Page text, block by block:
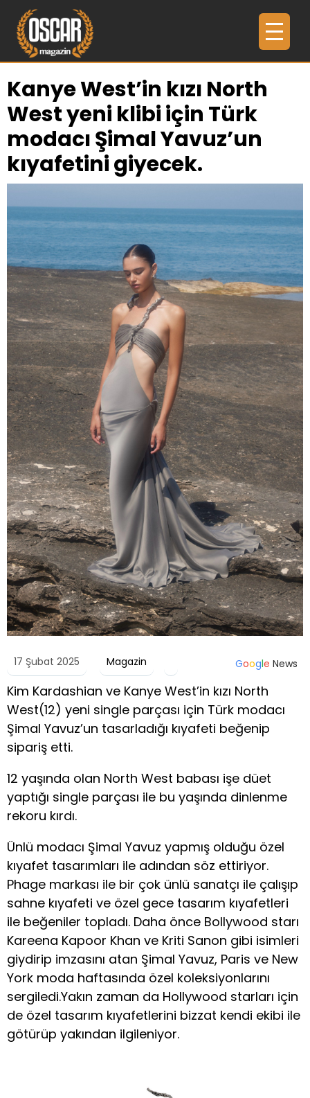
Kanye West’in kızı North
West yeni klibi için Türk
modacı Şimal Yavuz’un
kıyafetini giyecek.
17 Şubat 2025 Magazin Google News
Kim Kardashian ve Kanye West’in kızı North
West(12) yeni single parçası için Türk modacı
Şimal Yavuz’un tasarladığı kıyafeti beğenip
sipariş etti.
12 yaşında olan North West babası işe düet
yaptığı single parçası ile bu yaşında dinlenme
rekoru kırdı.
Ünlü modacı Şimal Yavuz yapmış olduğu özel
kıyafet tasarımları ile adından söz ettiriyor.
Phage markası ile bir çok ünlü sanatçı ile çalışıp
sahne kıyafeti ve özel gece tasarım kıyafetleri
ile beğeniler topladı. Daha önce Bollywood starı
Kareena Kapoor Khan ve Kriti Sanon gibi isimleri
giydirip imzasını atan Şimal Yavuz, Paris ve New
York moda haftasında özel koleksiyonlarını
sergiledi.Yakın zaman da Hollywood starları için
de özel tasarım kıyafetlerini bizzat kendi ekibi ile
götürüp yakından ilgileniyor.